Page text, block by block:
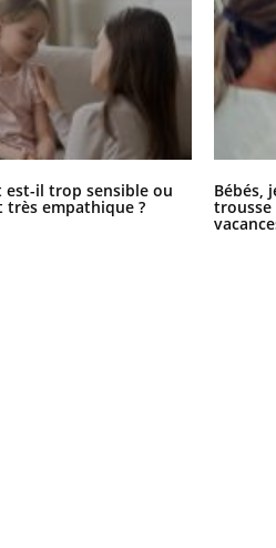
est-il trop sensible ou
très empathique ?
Bébés,
trousse